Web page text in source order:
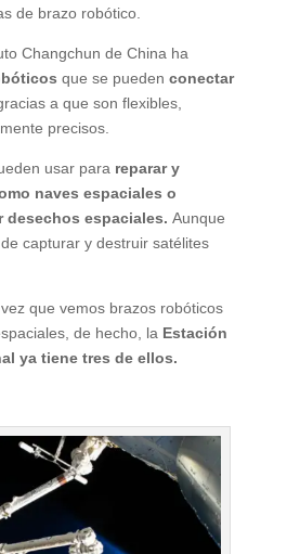
de brazo robótico.
Changchun de China ha
que se pueden conectar
a que son flexibles,
precisos.
usar para reparar y
naves espaciales o
desechos espaciales. Aunque
capturar y destruir satélites
que vemos brazos robóticos
de hecho, la Estación
ya tiene tres de ellos.